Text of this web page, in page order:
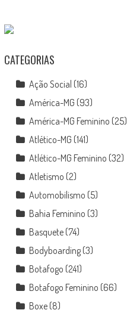
CATEGORIAS
Ação Social (16)
América-MG (93)
América-MG Feminino (25)
Atlético-MG (141)
Atlético-MG Feminino (32)
Atletismo (2)
Automobilismo (5)
Bahia Feminino (3)
Basquete(74)
Bodyboarding(3)
Botafogo (241)
Botafogo Feminino (66)
Boxe(8)